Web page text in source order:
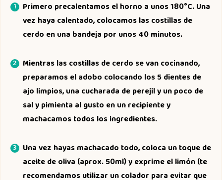
Primero precalentamos el horno a unos 180°C. Una
vez haya calentado, colocamos las costillas de
cerdo en una bandeja por unos 40 minutos.
Mientras las costillas de cerdo se van cocinando,
preparamos el adobo colocando los 5 dientes de
ajo limpios, una cucharada de perejil y un poco de
sal y pimienta al gusto en un recipiente y
machacamos todos los ingredientes.
Una vez hayas machacado todo, coloca un toque de
aceite de oliva (aprox. 50ml) y exprime el limón (te
recomendamos utilizar un colador para evitar que